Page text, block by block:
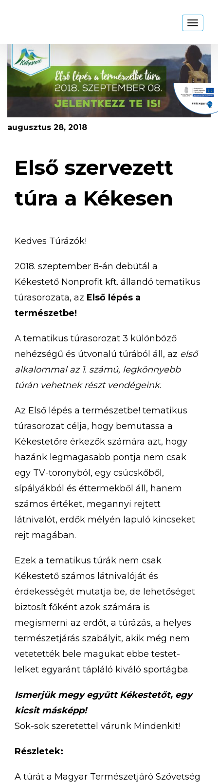
augusztus 28, 2018
Első szervezett
túra a Kékesen
Kedves Túrázók!
2018. szeptember 8-án debütál a
Kékestető Nonprofit kft. állandó tematikus
túrasorozata, az Első lépés a
természetbe!
A tematikus túrasorozat 3 különböző
nehézségű és útvonalú túrából áll, az első
alkalommal az 1. számú, legkönnyebb
túrán vehetnek részt vendégeink.
Az Első lépés a természetbe! tematikus
túrasorozat célja, hogy bemutassa a
Kékestetőre érkezők számára azt, hogy
hazánk legmagasabb pontja nem csak
egy TV-toronyból, egy csúcskőből,
sípályákból és éttermekből áll, hanem
számos értéket, megannyi rejtett
látnivalót, erdők mélyén lapuló kincseket
rejt magában.
Ezek a tematikus túrák nem csak
Kékestető számos látnivalóját és
érdekességét mutatja be, de lehetőséget
biztosít főként azok számára is
megismerni az erdőt, a túrázás, a helyes
természetjárás szabályit, akik még nem
vetetették bele magukat ebbe testet-
lelket egyaránt tápláló kiváló sportágba.
Ismerjük megy együtt Kékestetőt, egy
kicsit másképp!
Sok-sok szeretettel várunk Mindenkit!
Részletek:
A túrát a Magyar Természetjáró Szövetség